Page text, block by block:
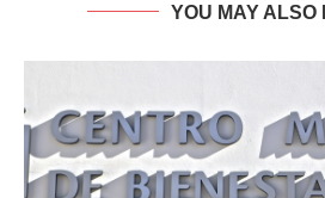
YOU MAY ALSO